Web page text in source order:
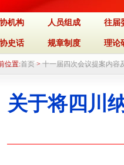
机构 人员组成 往届
史话 规章制度 理论
位置:首页 > 十一届四次会议提案内容
关于将四川